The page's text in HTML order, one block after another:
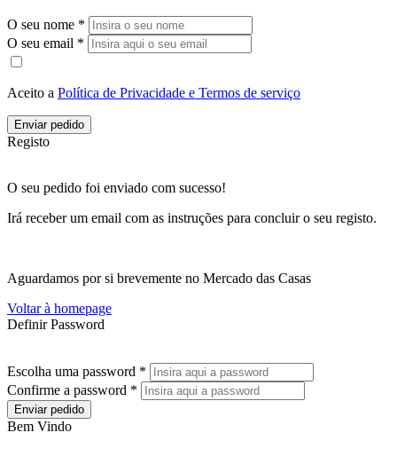
O seu nome *
O seu email *
Aceito a Política de Privacidade e Termos de serviço
Enviar pedido
Registo
O seu pedido foi enviado com sucesso!
Irá receber um email com as instruções para concluir o seu registo.
Aguardamos por si brevemente no Mercado das Casas
Voltar à homepage
Definir Password
Escolha uma password *
Confirme a password *
Enviar pedido
Bem Vindo